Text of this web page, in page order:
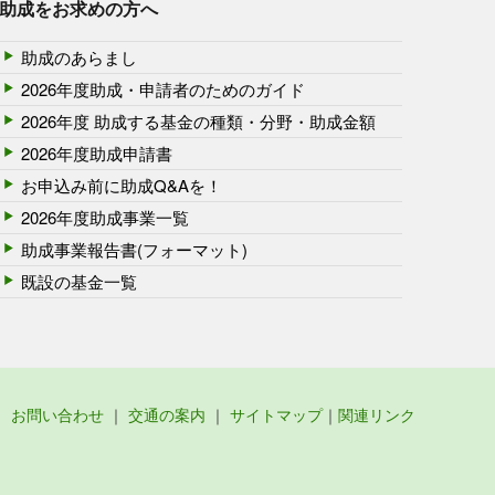
助成をお求めの方へ
助成のあらまし
2026年度助成・申請者のためのガイド
2026年度 助成する基金の種類・分野・助成金額
2026年度助成申請書
お申込み前に助成Q&Aを！
2026年度助成事業一覧
助成事業報告書(フォーマット)
既設の基金一覧
お問い合わせ ｜ 交通の案内 ｜ サイトマップ｜ 関連リンク